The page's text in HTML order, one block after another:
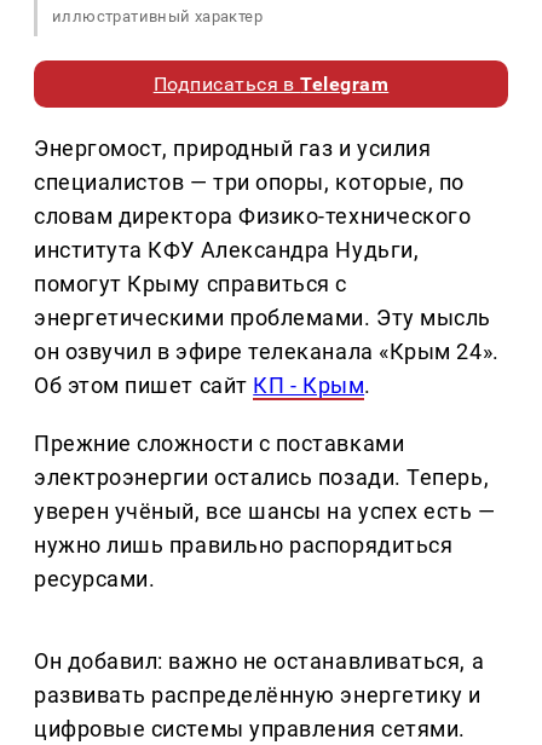
иллюстративный характер
Подписаться вTelegram
Энергомост, природный газ и усилия
специалистов — три опоры, которые, по
словам директора Физико-технического
института КФУ Александра Нудьги,
помогут Крыму справиться с
энергетическими проблемами. Эту мысль
он озвучил в эфире телеканала «Крым 24».
Об этом пишет сайт КП - Крым.
Прежние сложности с поставками
электроэнергии остались позади. Теперь,
уверен учёный, все шансы на успех есть —
нужно лишь правильно распорядиться
ресурсами.
Он добавил: важно не останавливаться, а
развивать распределённую энергетику и
цифровые системы управления сетями.